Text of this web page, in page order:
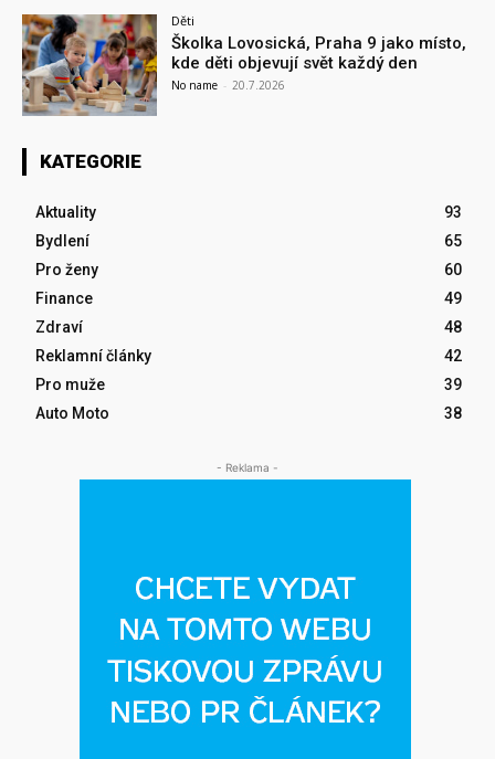
Děti
Školka Lovosická, Praha 9 jako místo,
kde děti objevují svět každý den
No name - 20.7.2026
KATEGORIE
Aktuality
93
Bydlení
65
Pro ženy
60
Finance
49
Zdraví
48
Reklamní články
42
Pro muže
39
Auto Moto
38
- Reklama -